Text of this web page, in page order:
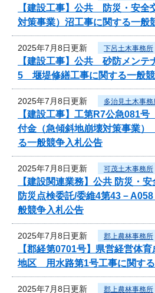
【建設工事】公共 防災・安全
対策事業）沼工事に関する一般
2025年7月8日更新 下呂土木事務所
【建設工事】公共 砂防メン
5 堰堤修繕工事に関する一般
2025年7月8日更新 多治見土木事務
【建設工事】工第R7公急081
付金（急傾斜地崩壊対策事業）
る一般競争入札公告
2025年7月8日更新 可茂土木事務所
【建設関連業務】公共 防災・安
防災点検委託/委維4第43－
般競争入札公告
2025年7月8日更新 郡上農林事務所
【郡経第0701号】県営経営体
地区 用水路第1号工事に関す
2025年7月8日更新 郡上農林事務所